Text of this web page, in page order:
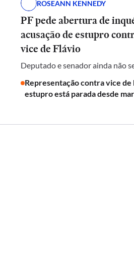
ROSEANN KENNEDY
PF pede abertura de
acusação de estupro
vice de Flávio
Deputado e senador ainda não
Representação contra vice de
estupro está parada desde